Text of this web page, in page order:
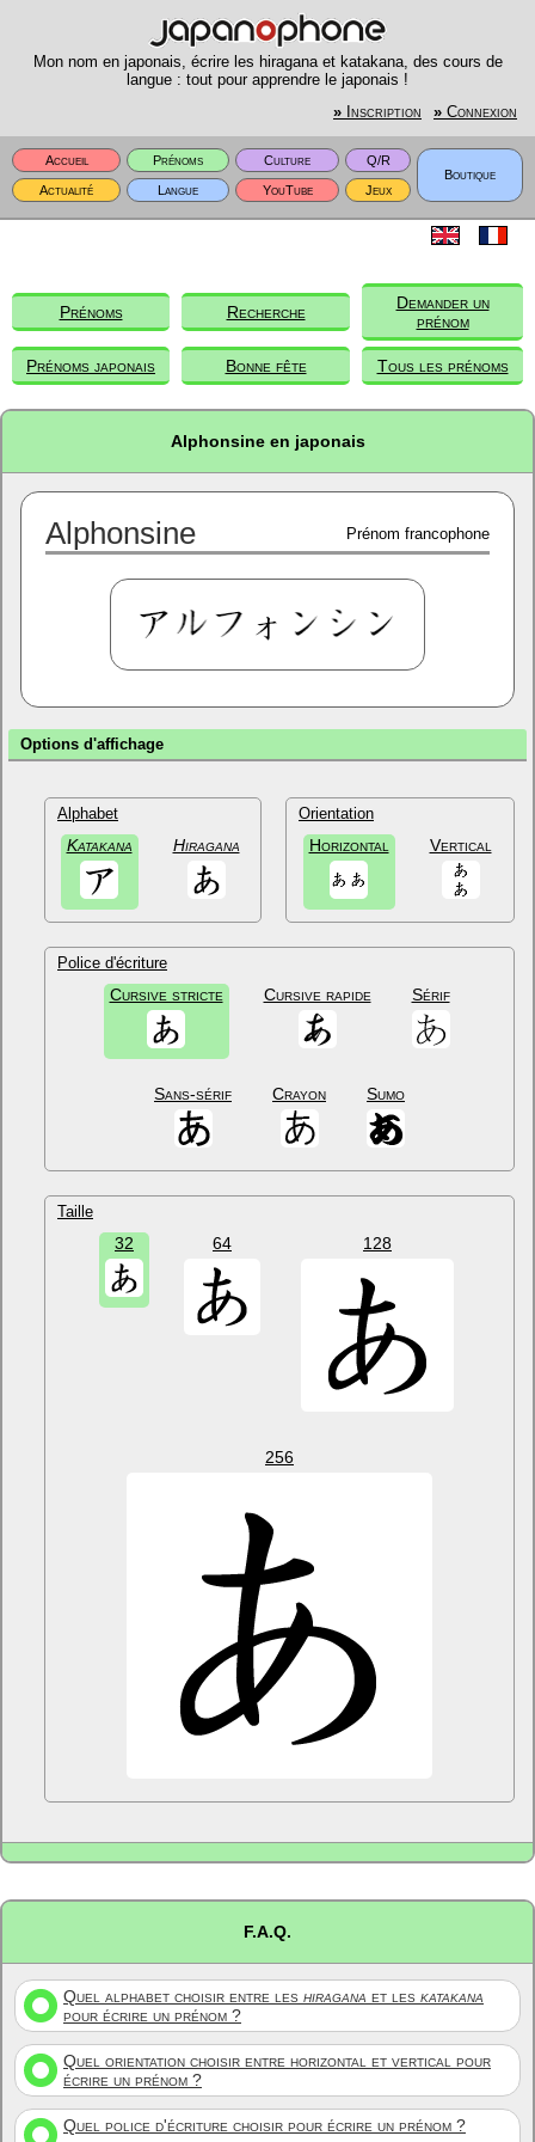
Mon nom en japonais, écrire les hiragana et katakana, des cours de
langue : tout pour apprendre le japonais !
» Inscription » Connexion
Accueil Prénoms Culture
Q/R
Boutique
Actualité
Langue YouTube Jeux
Prénoms Recherche
Demander un
prénom
Prénoms japonais Bonne fête Tous les prénoms
Alphonsine en japonais
Alphonsine Prénom francophone
Options d'affichage
Alphabet
Katakana Hiragana
Orientation
Horizontal Vertical
Police d'écriture
Cursive stricte Cursive rapide Sérif
Sans-sérif Crayon Sumo
Taille
32 64 128
256
F.A.Q.
Quel alphabet choisir entre les hiragana et les katakana
pour écrire un prénom ?
Quel orientation choisir entre horizontal et vertical pour
écrire un prénom ?
Quel police d'écriture choisir pour écrire un prénom ?